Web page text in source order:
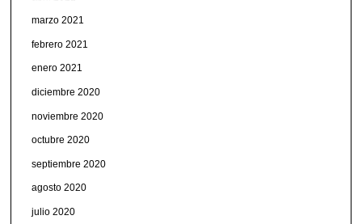
marzo 2021
febrero 2021
enero 2021
diciembre 2020
noviembre 2020
octubre 2020
septiembre 2020
agosto 2020
julio 2020